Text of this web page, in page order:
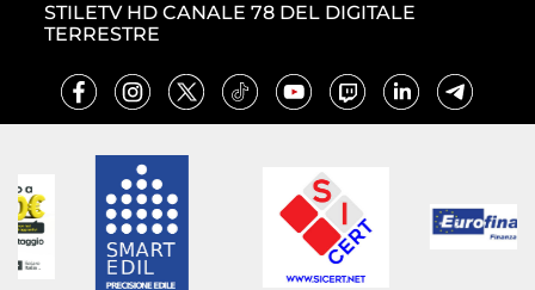
STILETV HD CANALE 78 DEL DIGITALE
TERRESTRE